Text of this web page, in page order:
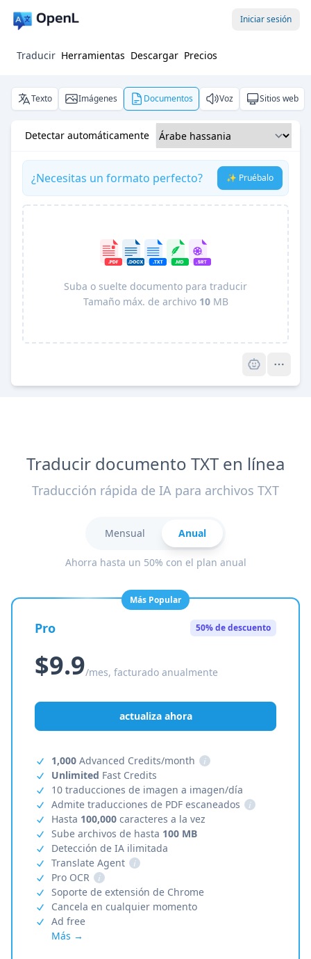
Iniciar sesión
Traducir Herramientas Descargar Precios
Texto Imágenes Documentos Voz Sitios web
Detectar automáticamente
¿Necesitas un formato perfecto? ✨ Pruébalo
Suba o suelte documento para traducir
Tamaño máx. de archivo 10MB
Traducir documento TXT en línea
Traducción rápida de IA para archivos TXT
Mensual Anual
Ahorra hasta un 50% con el plan anual
Más Popular
Pro 50% de descuento
$9.9/mes, facturado anualmente
actualiza ahora
1,000 Advanced Credits/month
i
Unlimited Fast Credits
10 traducciones de imagen a imagen/día
Admite traducciones de PDF escaneados
i
Hasta 100,000 caracteres a la vez
Sube archivos de hasta 100 MB
Detección de IA ilimitada
Translate Agent
i
Pro OCR
i
Soporte de extensión de Chrome
Cancela en cualquier momento
Ad free
Más →